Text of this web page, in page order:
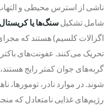
ناشی از استرس محیطی و التهاب
شامل تشکیل سنگ‌ها یا
اگزالات کلسیم) هستند که مجرای
گربه‌های جوان کمتر رایج
شوند. در موارد نادر، تومورها،